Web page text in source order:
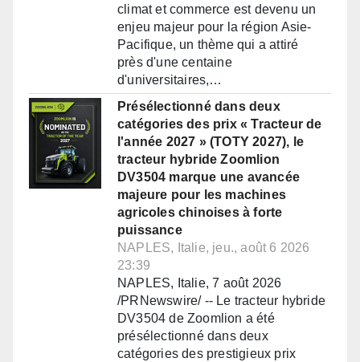
climat et commerce est devenu un
enjeu majeur pour la région Asie-
Pacifique, un thème qui a attiré
près d'une centaine
d'universitaires,…
Présélectionné dans deux
catégories des prix « Tracteur de
l'année 2027 » (TOTY 2027), le
tracteur hybride Zoomlion
DV3504 marque une avancée
majeure pour les machines
agricoles chinoises à forte
puissance
NAPLES, Italie, jeu., août 6 2026
23:39
NAPLES, Italie, 7 août 2026
/PRNewswire/ -- Le tracteur hybride
DV3504 de Zoomlion a été
présélectionné dans deux
catégories des prestigieux prix